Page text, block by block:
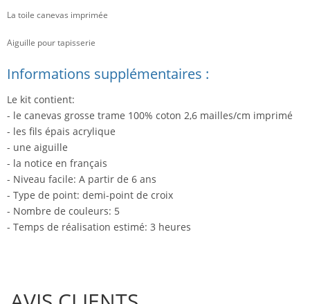
La toile canevas imprimée
Aiguille pour tapisserie
Informations supplémentaires :
Le kit contient:
- le canevas grosse trame 100% coton 2,6 mailles/cm imprimé
- les fils épais acrylique
- une aiguille
- la notice en français
- Niveau facile: A partir de 6 ans
- Type de point: demi-point de croix
- Nombre de couleurs: 5
- Temps de réalisation estimé: 3 heures